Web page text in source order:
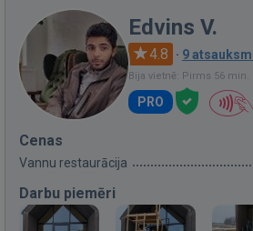
Edvins V.
4.8 · 9
Bija vietnē: Pirms 56 min.
PRO
Cenas
Vannu restaurācija
Darbu piemēri